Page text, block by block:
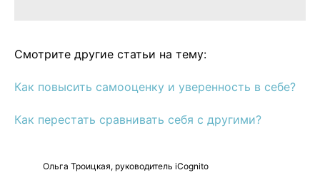
Смотрите другие статьи на тему:
Как повысить самооценку и уверенность в себе?
Как перестать сравнивать себя с другими?
Ольга Троицкая, руководитель iCognito